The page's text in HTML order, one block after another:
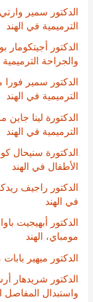
الدكتور سمير
الترميمية في الهند
الدكتور
والجراحة الترميمية
الدكتور سمير
الترميمية في الهند
الدكتورة لينا
الترميمية في الهند
الدكتورة سنيحال
الأطفال في الهند
الدكتور راجيف
في الهند
الدكتور أبهيجيت
مومباي، الهند
الدكتور ميهير
الدكتور شريدهار
واستبدال المفاصل